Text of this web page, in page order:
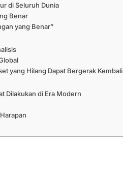
di Seluruh Dunia
Benar
yang Benar”
yang Hilang Dapat Bergerak Kembali
Dilakukan di Era Modern